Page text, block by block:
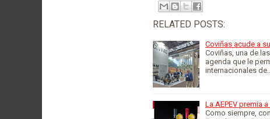
RELATED POSTS:
Coviñas acude a
Coviñas, una de
agenda que le
internacionales de…
La AEPEV premia
Como siempre,